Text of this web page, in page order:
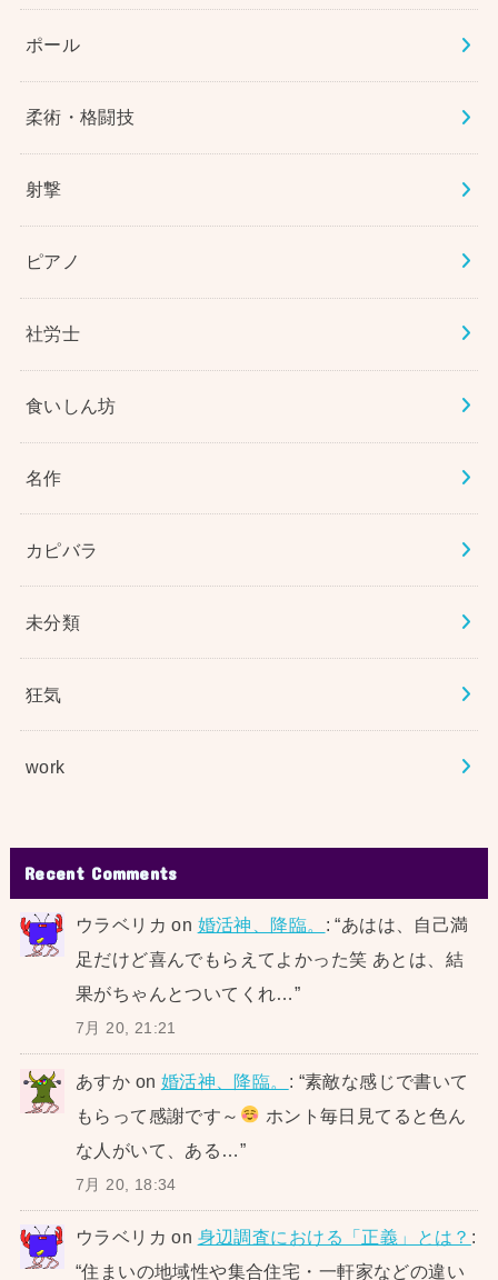
ポール
柔術・格闘技
射撃
ピアノ
社労士
食いしん坊
名作
カピバラ
未分類
狂気
work
Recent Comments
ウラベリカ on 婚活神、降臨。 : “あはは、自己満
足だけど喜んでもらえてよかった笑 あとは、結
果がちゃんとついてくれ…”
7月 20, 21:21
あすか on 婚活神、降臨。 : “素敵な感じで書いて
もらって感謝です～
ホント毎日見てると色ん
な人がいて、ある… ”
7月 20, 18:34
ウラベリカ on 身辺調査における「正義」とは？ :
“住まいの地域性や集合住宅・一軒家などの違い